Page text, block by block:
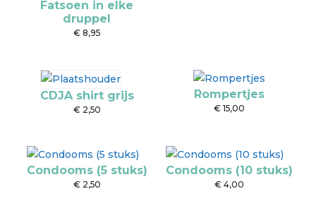
Fatsoen in elke
druppel
€ 8,95
CDJA shirt grijs
€2,50
Rompertjes
€15,00
Condooms (5 stuks)
€2,50
Condooms (10 stuks)
€4,00